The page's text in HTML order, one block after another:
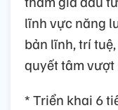
lĩnh vực năng
bản lĩnh, trí
quyết tâm vượt
* Triển khai 6